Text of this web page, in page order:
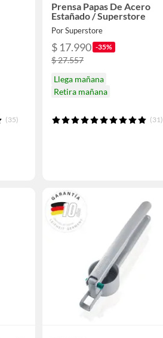
(35)
Prensa Papas De Acero
Estañado / Superstore
Por Superstore
$ 17.990 -35%
$ 27.557
Llega mañana
Retira mañana
(31)